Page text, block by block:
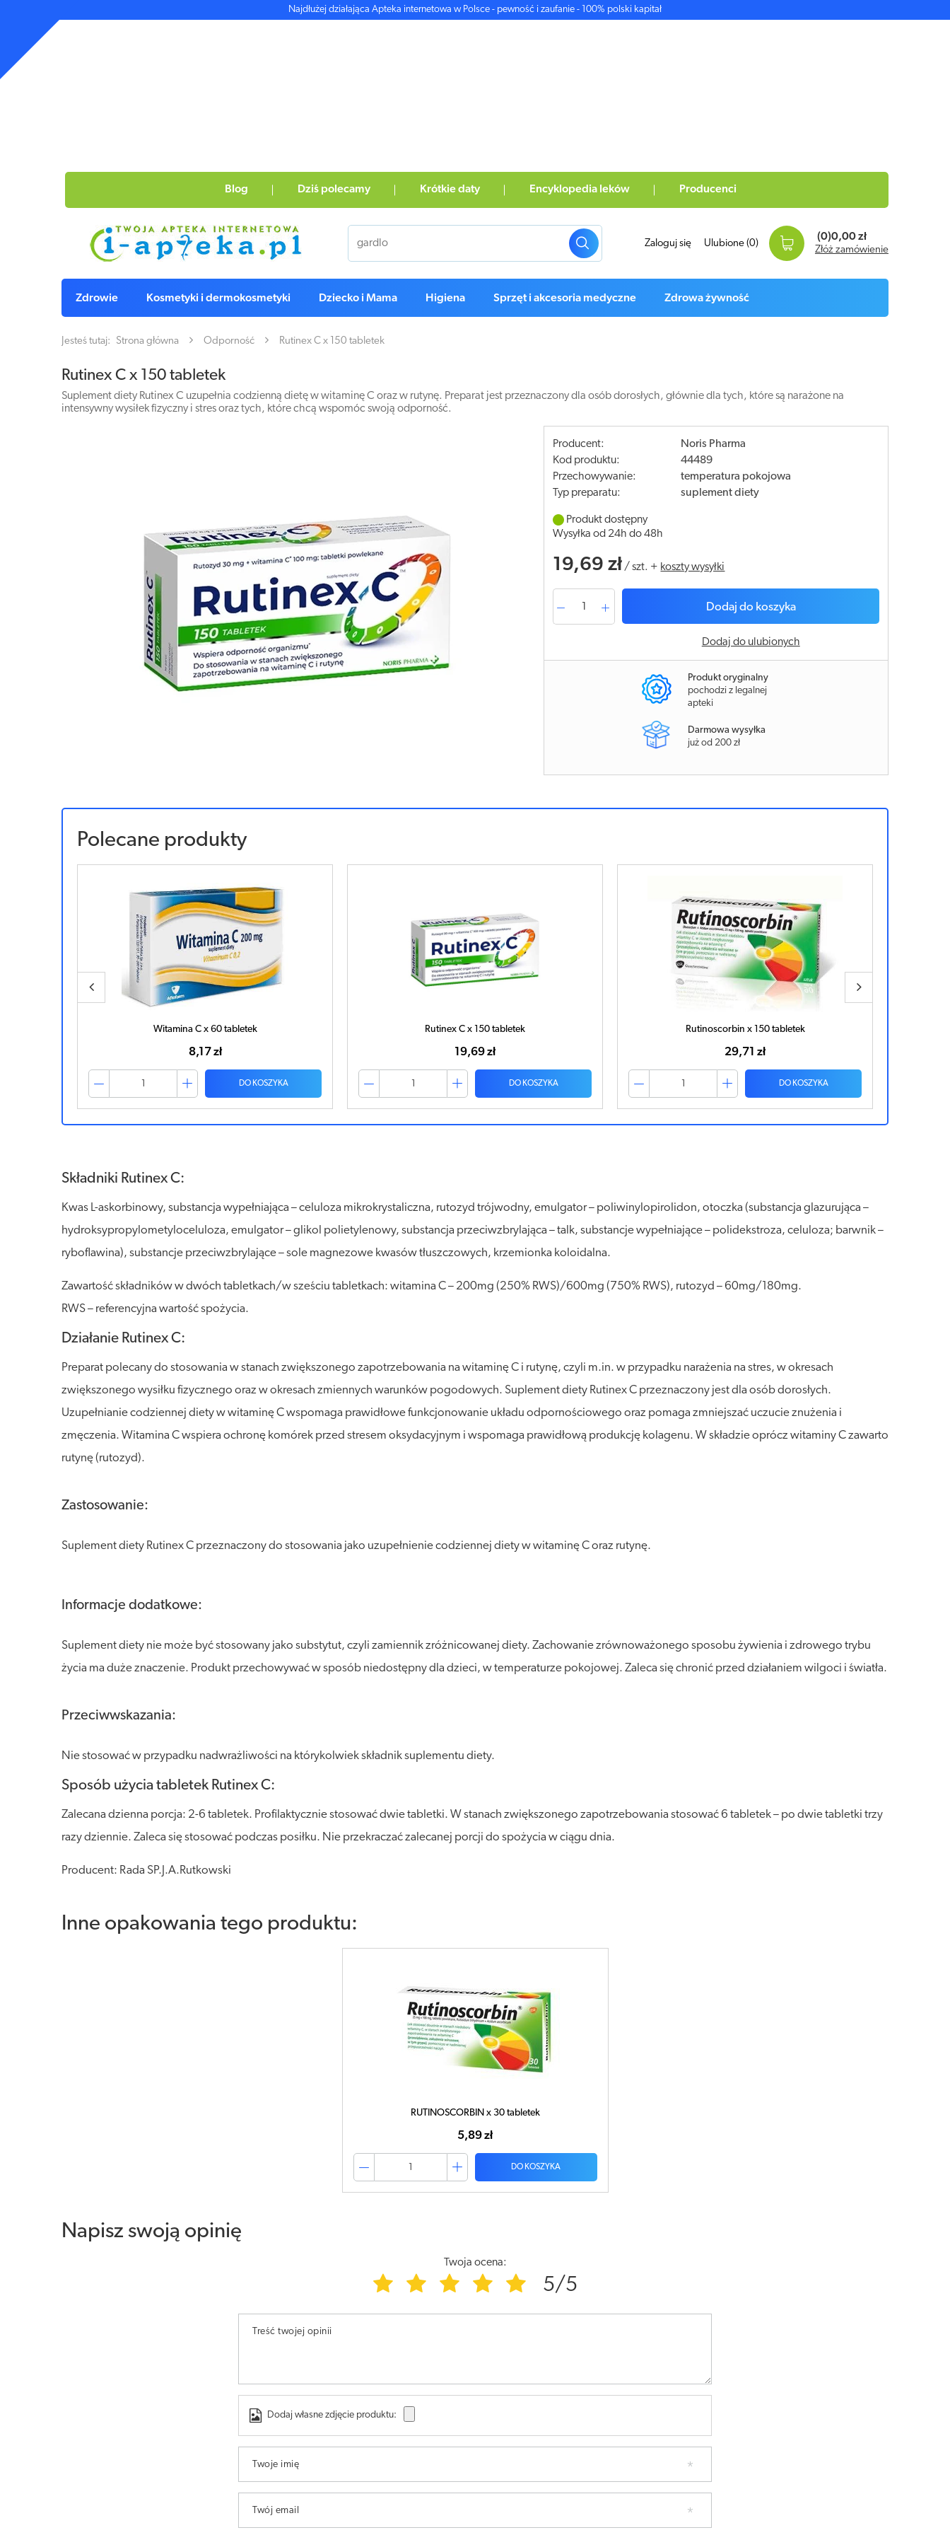
Najdłużej działająca Apteka internetowa w Polsce - pewność i zaufanie - 100% polski kapitał
Blog Dziś polecamy Krótkie daty Encyklopedia leków Producenci
Zaloguj się Ulubione (0)
(0)0,00 zł
Złóż zamówienie
Zdrowie Kosmetyki i dermokosmetyki Dziecko i Mama Higiena Sprzęt i akcesoria medyczne Zdrowa żywność
Jesteś tutaj: Strona główna Odporność Rutinex C x 150 tabletek
Rutinex C x 150 tabletek
Suplement diety Rutinex C uzupełnia codzienną dietę w witaminę C oraz w rutynę. Preparat jest przeznaczony dla osób dorosłych, głównie dla tych, które są narażone na
intensywny wysiłek fizyczny i stres oraz tych, które chcą wspomóc swoją odporność.
Producent:
Noris Pharma
Kod produktu:
44489
Przechowywanie:
temperatura pokojowa
Typ preparatu:
suplement diety
Produkt dostępny
Wysyłka od 24h do 48h
19,69 zł /szt. + koszty wysyłki
Dodaj do koszyka
Dodaj do ulubionych
Produkt oryginalny
pochodzi z legalnej
apteki
Darmowa wysyłka
już od 200 zł
Polecane produkty
Witamina C x 60 tabletek
8,17 zł
DO KOSZYKA
Rutinex C x 150 tabletek
19,69 zł
DO KOSZYKA
Rutinoscorbin x 150 tabletek
29,71 zł
DO KOSZYKA
Składniki Rutinex C:
Kwas L-askorbinowy, substancja wypełniająca – celuloza mikrokrystaliczna, rutozyd trójwodny, emulgator – poliwinylopirolidon, otoczka (substancja glazurująca –
hydroksypropylometyloceluloza, emulgator – glikol polietylenowy, substancja przeciwzbrylająca – talk, substancje wypełniające – polidekstroza, celuloza; barwnik –
ryboflawina), substancje przeciwzbrylające – sole magnezowe kwasów tłuszczowych, krzemionka koloidalna.
Zawartość składników w dwóch tabletkach/w sześciu tabletkach: witamina C – 200mg (250% RWS)/600mg (750% RWS), rutozyd – 60mg/180mg.
RWS – referencyjna wartość spożycia.
Działanie Rutinex C:
Preparat polecany do stosowania w stanach zwiększonego zapotrzebowania na witaminę C i rutynę, czyli m.in. w przypadku narażenia na stres, w okresach
zwiększonego wysiłku fizycznego oraz w okresach zmiennych warunków pogodowych. Suplement diety Rutinex C przeznaczony jest dla osób dorosłych.
Uzupełnianie codziennej diety w witaminę C wspomaga prawidłowe funkcjonowanie układu odpornościowego oraz pomaga zmniejszać uczucie znużenia i
zmęczenia. Witamina C wspiera ochronę komórek przed stresem oksydacyjnym i wspomaga prawidłową produkcję kolagenu. W składzie oprócz witaminy C zawarto
rutynę (rutozyd).
Zastosowanie:
Suplement diety Rutinex C przeznaczony do stosowania jako uzupełnienie codziennej diety w witaminę C oraz rutynę.
Informacje dodatkowe:
Suplement diety nie może być stosowany jako substytut, czyli zamiennik zróżnicowanej diety. Zachowanie zrównoważonego sposobu żywienia i zdrowego trybu
życia ma duże znaczenie. Produkt przechowywać w sposób niedostępny dla dzieci, w temperaturze pokojowej. Zaleca się chronić przed działaniem wilgoci i światła.
Przeciwwskazania:
Nie stosować w przypadku nadwrażliwości na którykolwiek składnik suplementu diety.
Sposób użycia tabletek Rutinex C:
Zalecana dzienna porcja: 2-6 tabletek. Profilaktycznie stosować dwie tabletki. W stanach zwiększonego zapotrzebowania stosować 6 tabletek – po dwie tabletki trzy
razy dziennie. Zaleca się stosować podczas posiłku. Nie przekraczać zalecanej porcji do spożycia w ciągu dnia.
Producent: Rada SP.J.A.Rutkowski
Inne opakowania tego produktu:
RUTINOSCORBIN x 30 tabletek
5,89 zł
DO KOSZYKA
Napisz swoją opinię
Twoja ocena:
5/5
Treść twojej opinii
Dodaj własne zdjęcie produktu:
Twoje imię
Twój email